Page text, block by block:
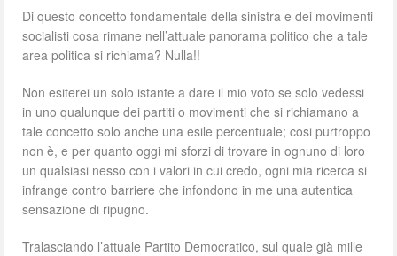
Di questo concetto fondamentale della sinistra e dei movimenti
socialisti cosa rimane nell’attuale panorama politico che a tale
area politica si richiama? Nulla!!
Non esiterei un solo istante a dare il mio voto se solo vedessi
in uno qualunque dei partiti o movimenti che si richiamano a
tale concetto solo anche una esile percentuale; cosi purtroppo
non è, e per quanto oggi mi sforzi di trovare in ognuno di loro
un qualsiasi nesso con i valori in cui credo, ogni mia ricerca si
infrange contro barriere che infondono in me una autentica
sensazione di ripugno.
Tralasciando l’attuale Partito Democratico, sul quale già mille